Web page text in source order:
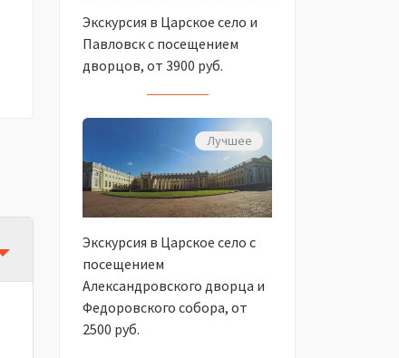
Экскурсия в Царское село и
Павловск с посещением
дворцов, от 3900 руб.
Лучшее
Экскурсия в Царское село с
посещением
Александровского дворца и
Федоровского собора, от
2500 руб.